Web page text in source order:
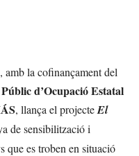
, amb la cofinançament del
d’Ocupació Estatal
, llança el projecteEl
de sensibilització i
que es troben en situació